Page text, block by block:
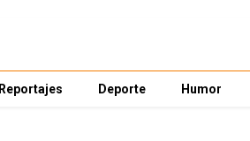
Reportajes Deporte Humor